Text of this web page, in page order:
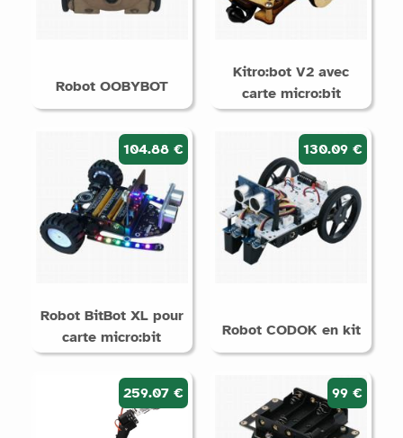
Robot OOBYBOT
Kitro:bot V2 avec
carte micro:bit
104.88 €
Robot BitBot XL pour
carte micro:bit
130.09 €
Robot CODOK en kit
259.07 € 99 €